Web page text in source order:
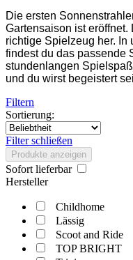
Die ersten
Gartensaison ist
richtige Spielzeug her. In
findest du das passende
stundenlangen
und du wirst begeistert
Filtern
Sortierung:
Filter schließen
Produkte anzeigen
Sofort lieferbar
Hersteller
Childhome
Lässig
Scoot and Ride
TOP BRIGHT